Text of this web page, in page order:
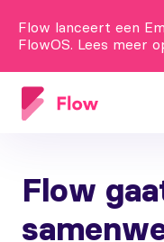
Flow lanceert een
FlowOS. Lees meer
Flow